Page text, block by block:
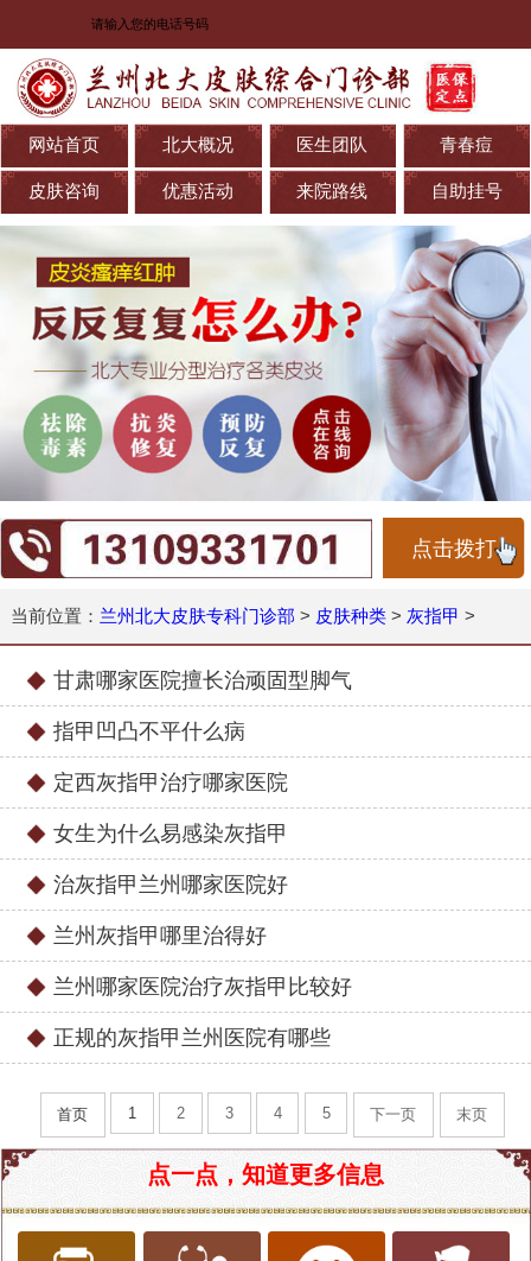
网站首页 北大概况 医生团队 青春痘
皮肤咨询 优惠活动 来院路线 自助挂号
点击拨打
当前位置： 兰州北大皮肤专科门诊部 > 皮肤种类> 灰指甲 >
甘肃哪家医院擅长治顽固型脚气
指甲凹凸不平什么病
定西灰指甲治疗哪家医院
女生为什么易感染灰指甲
治灰指甲兰州哪家医院好
兰州灰指甲哪里治得好
兰州哪家医院治疗灰指甲比较好
正规的灰指甲兰州医院有哪些
首页 1 2 3 4 5 下一页 末页
点一点，知道更多信息